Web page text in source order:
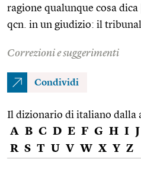
ragione qualunque cosa dica
qcn. in un giudizio: il
Correzioni e suggerimenti
Condividi
Il dizionario di italiano dalla
A B C D E F G H I J
R S T U V W X Y Z